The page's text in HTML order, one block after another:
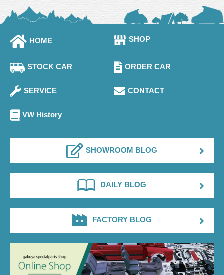
HOME SHOP
STOCK CAR ORDER CAR
SERVICE CONTACT
VW History
SHOWROOM BLOG
DAILY BLOG
FACTORY BLOG